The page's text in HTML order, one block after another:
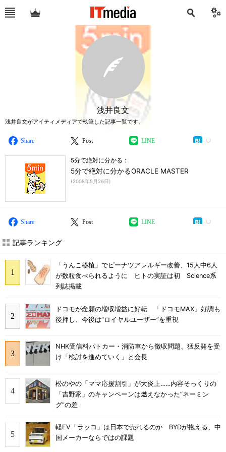
浅井良文
浅井良文がアイティメディアで執筆した記事一覧です。
Share Post LINE
5分で絶対に分かる：
5分で絶対に分かるORACLE MASTER
(2008年5月26日)
Share Post LINE
記事ランキング
「うんこ移植」でピーナツアレルギー改善、15人中6人
が数粒食べられるように ヒトの実証は初 Science系
列誌掲載
ドコモが念願の増収増益に好転 「ドコモMAX」好調も
後押し、今後は“ロイヤルユーザー”を重視
NHK受信料パトカー・消防車から徴収問題、猛反発を受
け「検討を進めていく」と会長
松のやの「ママ応援割引」が大炎上……内容そっくりの
「吉野家」のキャンペーンは燃えなかった“ネーミン
グ”の差
軽EV「ラッコ」は日本で売れるのか BYDが抱える、中
国メーカーならではの課題